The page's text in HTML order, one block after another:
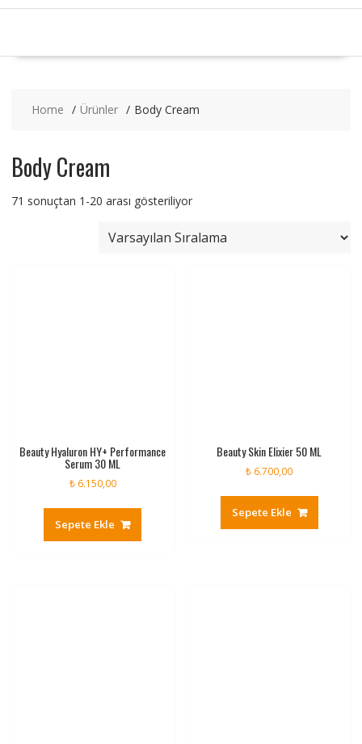
Home Ürünler Body Cream
Body Cream
71 sonuçtan 1-20 arası gösteriliyor
Beauty Hyaluron HY+ Performance
Serum 30 ML
₺6.150,00
Sepete Ekle
Beauty Skin Elixier 50 ML
₺ 6.700,00
Sepete Ekle